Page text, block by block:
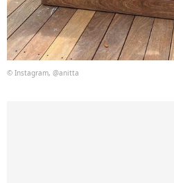
© Instagram, @anitta